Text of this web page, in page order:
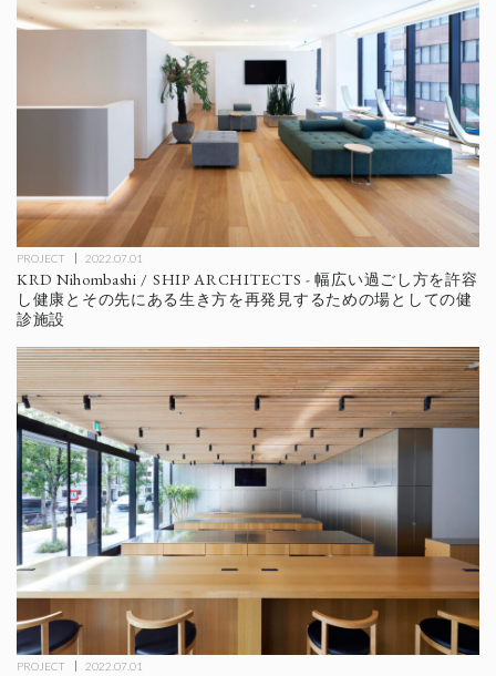
PROJECT 2022.07.01
KRD Nihombashi / SHIP ARCHITECTS - 幅広い過ごし方を許容
し健康とその先にある生き方を再発見するための場としての健
診施設
PROJECT 2022.07.01